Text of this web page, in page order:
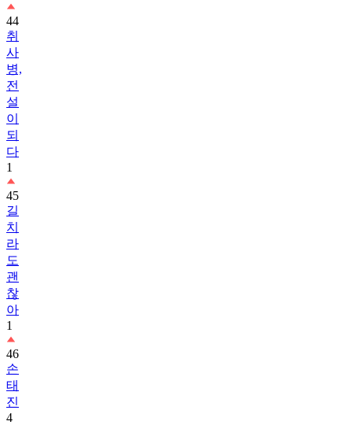
44
취
사
병,
전
설
이
되
다
1
45
길
치
라
도
괜
찮
아
1
46
손
태
진
4